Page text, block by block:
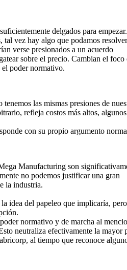
delgados para
tal vez hay algo que podamos
verse presionados a un acuerdo
sobre el precio. Cambian el foco
poder normativo.
las mismas presiones de
refleja costos más altos,
con su propio argumento
Manufacturing son
no podemos justificar una gran
la industria.
idea del papeleo que implicaría, pero
normativo y de marcha al
neutraliza efectivamente la mayor
al tiempo que reconoce